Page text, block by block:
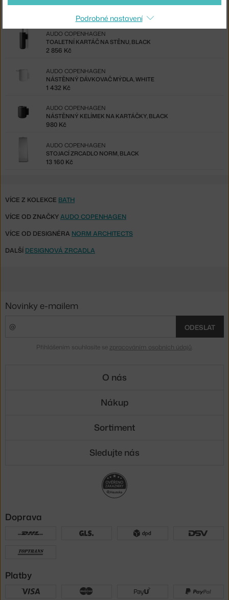
TOALETNÍ KARTÁČ NA STĚNU, BLACK
AUDO COPENHAGEN
2 856 Kč
NÁSTĚNNÝ DÁVKOVAČ MÝDLA, WHITE
AUDO COPENHAGEN
1 432 Kč
NÁSTĚNNÝ KELÍMEK NA KARTÁČKY, BLACK
AUDO COPENHAGEN
980 Kč
STOJACÍ ZRCADLO NORM, BLACK
AUDO COPENHAGEN
13 160 Kč
VÍCE Z KOLEKCE BATH
VÍCE OD ZNAČKYAUDO COPENHAGEN
VÍCE OD DESIGNÉRA NORM ARCHITECTS
DALŠÍ DESIGNOVÁ ZRCADLA
Podrobné nastavení
Novinky e-mailem
ODESLAT
Přihlášením souhlasíte se zpracováním osobních údajů
O nás
Nákup
Sortiment
Sledujte nás
Doprava
Platby